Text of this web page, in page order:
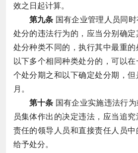
效之日起计算。
第九条 国有企业管理人员同
处分的违法行为的，应当分别确
处分种类不同的，执行其中最重
以下多个相同种类处分的，可以
个处分期之和以下确定处分期，
月。
第十条 国有企业实施违法行
员集体作出的决定违法，应当追
责任的领导人员和直接责任人员
给予处分。